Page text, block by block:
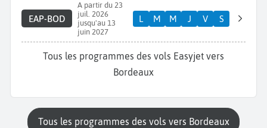
EAP-BOD
A partir du 23
juil. 2026
jusqu'au 13
juin 2027
L M M J V S
Tous les programmes des vols Easyjet vers
Bordeaux
Tous les programmes des vols vers Bordeaux